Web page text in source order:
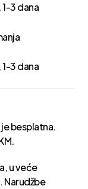
3 dana
3 dana
besplatna.
u veće
Narudžbe